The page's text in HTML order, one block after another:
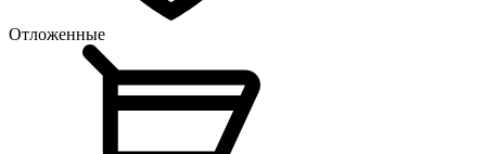
Отложенные